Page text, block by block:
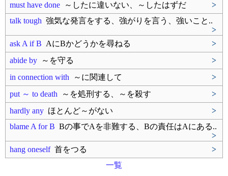
must have done ～したに違いない、～したはずだ
>
talk tough 強気な発言をする、強がりを言う、強いこと..
>
ask A if B AにBかどうかを尋ねる
>
abide by ～を守る
>
in connection with ～に関連して
>
put ～ to death ～を処刑する、～を殺す
>
hardly any ほとんど～がない
>
blame A for B Bの事でAを非難する、Bの責任はAにある..
>
hang oneself首をつる
>
一覧